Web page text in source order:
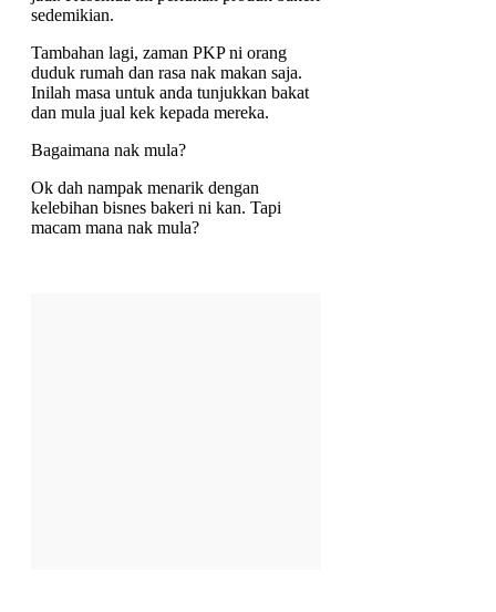
sedemikian.
Tambahan lagi, zaman PKP ni orang
duduk rumah dan rasa nak makan saja.
Inilah masa untuk anda tunjukkan bakat
dan mula jual kek kepada mereka.
Bagaimana nak mula?
Ok dah nampak menarik dengan
kelebihan bisnes bakeri ni kan. Tapi
macam mana nak mula?